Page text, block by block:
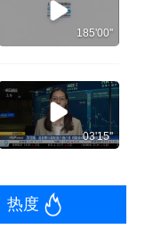
185'00''
03'15''
热度